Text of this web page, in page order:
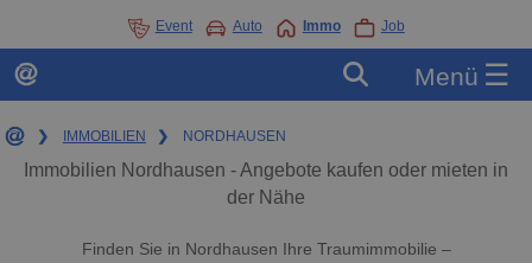
Event Auto Immo Job
Menü ☰
❯ IMMOBILIEN ❯ NORDHAUSEN
Immobilien Nordhausen - Angebote kaufen oder mieten in
der Nähe
Finden Sie in Nordhausen Ihre Traumimmobilie –